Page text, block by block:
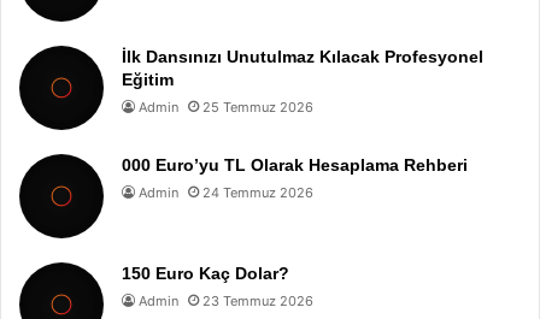
İlk Dansınızı Unutulmaz Kılacak Profesyonel
Eğitim
Admin 25 Temmuz 2026
000 Euro’yu TL Olarak Hesaplama Rehberi
Admin 24 Temmuz 2026
150 Euro Kaç Dolar?
Admin 23 Temmuz 2026